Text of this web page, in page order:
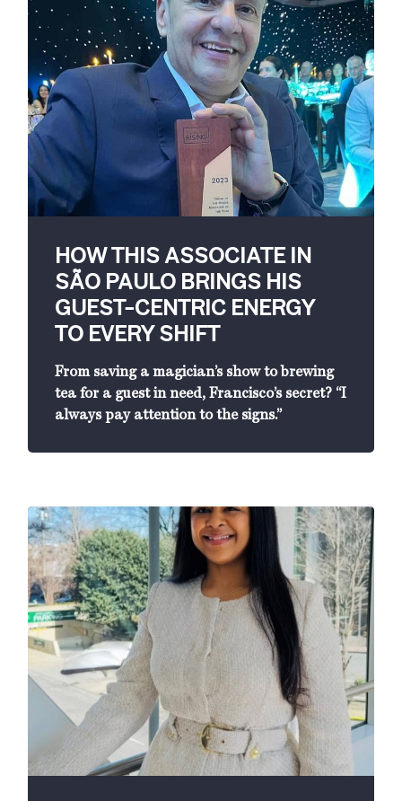
HOW THIS ASSOCIATE IN
SÃO PAULO BRINGS HIS
GUEST-CENTRIC ENERGY
TO EVERY SHIFT
From saving a magician’s show to brewing
tea for a guest in need, Francisco’s secret? “I
always pay attention to the signs.”